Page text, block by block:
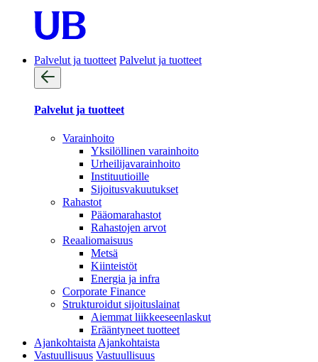
Palvelut ja tuotteet Palvelut ja tuotteet
Palvelut ja tuotteet
Varainhoito
Yksilöllinen varainhoito
Urheilijavarainhoito
Instituutioille
Sijoitusvakuutukset
Rahastot
Pääomarahastot
Rahastojen arvot
Reaaliomaisuus
Metsä
Kiinteistöt
Energia ja infra
Corporate Finance
Strukturoidut sijoituslainat
Aiemmat liikkeeseenlaskut
Erääntyneet tuotteet
Ajankohtaista Ajankohtaista
Vastuullisuus Vastuullisuus